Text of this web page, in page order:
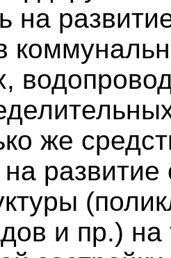
на
же
и пр.) на